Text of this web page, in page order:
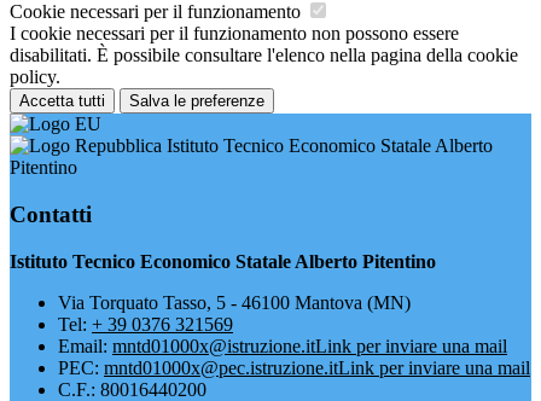
Cookie necessari per il funzionamento
I cookie necessari per il funzionamento non possono essere
disabilitati. È possibile consultare l'elenco nella pagina della cookie
policy.
Accetta tutti Salva le preferenze
Istituto Tecnico Economico Statale Alberto
Pitentino
Contatti
Istituto Tecnico Economico Statale Alberto Pitentino
Via Torquato Tasso, 5 - 46100 Mantova (MN)
Tel: + 39 0376 321569
Email: mntd01000x@istruzione.itLink per inviare una mail
PEC: mntd01000x@pec.istruzione.itLink per inviare una mail
C.F.: 80016440200